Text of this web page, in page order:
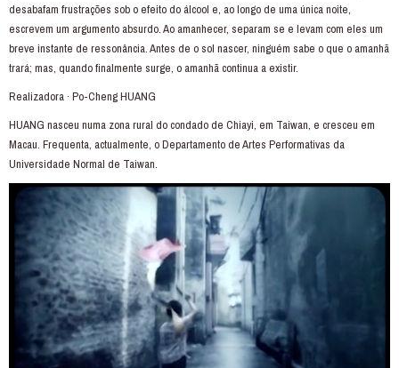
desabafam frustrações sob o efeito do álcool e, ao longo de uma única noite,
escrevem um argumento absurdo. Ao amanhecer, separam se e levam com eles um
breve instante de ressonância. Antes de o sol nascer, ninguém sabe o que o amanhã
trará; mas, quando finalmente surge, o amanhã continua a existir.
Realizadora · Po-Cheng HUANG
HUANG nasceu numa zona rural do condado de Chiayi, em Taiwan, e cresceu em
Macau. Frequenta, actualmente, o Departamento de Artes Performativas da
Universidade Normal de Taiwan.